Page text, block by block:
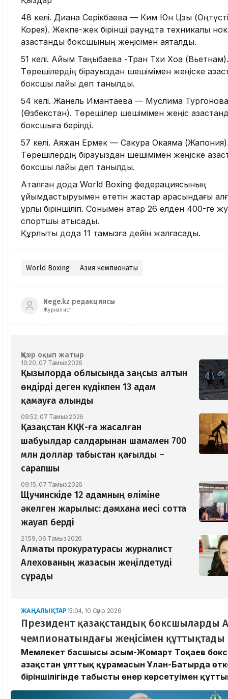
48 келі. Диана Серікбаева — Ким Юн Цзы
Корея). Жекпе-жек бірінші раундта техникалық
қазақстандық боксшының жеңісімен аяқталды.
51 келі. Айым Таңқыбаева -Тран Тхи Хоа (Вьетнам).
Төрешілердің бірауыздан шешімімен жеңіске
боксшы лайық деп танылды.
54 келі. Жанель Имантаева — Муслима Тургонова
(Өзбекстан). Төрешілер шешімімен жеңіс
боксшыға берілді.
57 келі. Аяжан Ермек — Сакура Окаяма
Төрешілердің бірауыздан шешімімен жеңіске
боксшы лайық деп танылды.
Аталған дода World Boxing федерациясының
ұйымдастыруымен өтетін жастар арасындағы
құрлық біріншілігі. Сонымен қатар 26 елден 400-ге
спортшы қатысады.
Құрлықтық дода 11 тамызға дейін жалғасады.
World Boxing Азия чемпионаты
Nege.kz редакциясы
Журналист
Қазір оқып жатыр
10:20, 07 Тамыз 2026
Қызылорда облысында заңсыз алтын
өндірді деген күдікпен 13 адам
қамауға алынды
09:52, 07 Тамыз 2026
Қазақстан КҚК-ға жасалған
шабуылдар салдарынан шамамен 700
млн доллар табыстан қағылды –
сарапшы
09:15, 07 Тамыз 2026
Щучинскіде 12 адамның өліміне
әкелген жарылыс: дәмхана иесі сотта
жауап берді
21:59, 06 Тамыз 2026
Алматы прокуратурасы журналист
Алехованың жазасын жеңілдетуді
сұрады
ЖАҢАЛЫҚТАР 15:04, 10 Сәуір 2026
Президент қазақстандық боксшыларды
чемпионатындағы жеңісімен құттықтады
Мемлекет басшысы Қасым-Жомарт Тоқаев
Қазақстан ұлттық құрамасын Ұлан-Батырда
біріншілігінде табысты өнер көрсетуімен